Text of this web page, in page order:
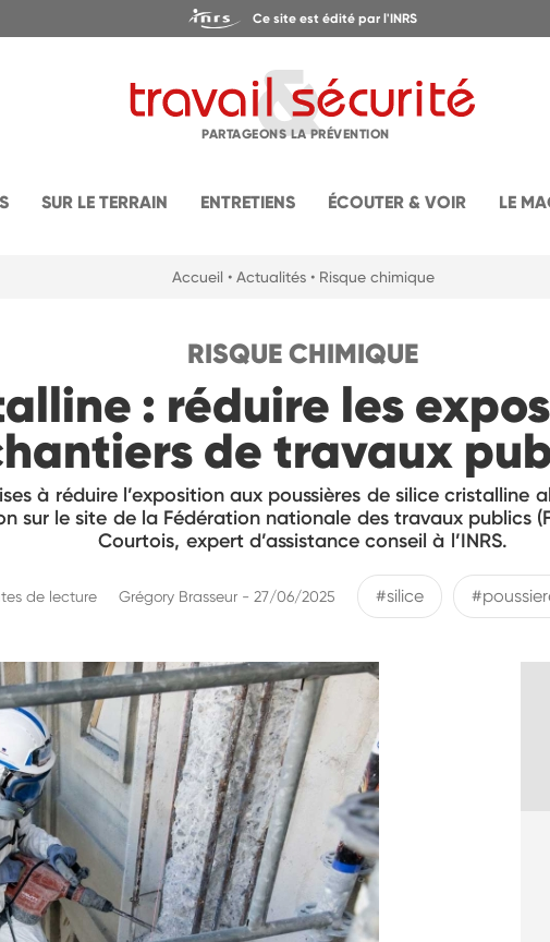
Ce site est édité par l'INRS
PARTAGEONS LA PRÉVENTION
SUR LE TERRAIN ENTRETIENS ÉCOUTER & VOIR LE
Accueil • Actualités • Risque chimique
RISQUE CHIMIQUE
: réduire les
de travaux
à réduire l’exposition aux poussières de silice cristalline
sur le site de la Fédération nationale des travaux publics
Courtois, expert d’assistance conseil à l’INRS.
de lecture Grégory Brasseur - 27/06/2025 #silice